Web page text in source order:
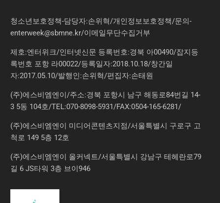
청소년보호정책-담당자:손위혁/개인정보보호정책/문의-
enterweek@sbmne.kr/이메일무단수집거부
제호:엔터위크/인터넷신문 등록번호:경북 아00490/잡지등
록번호 포항 라00022/등록일자:2018.10.18/창간일
자:2017.05.10/발행인:손위혁/편집자:손태원
(주)에스비엠엔이/주소:경북 포항시 남구 해동로84번길 14-
3 5동 104호/TEL:070-8098-5931/FAX:0504-165-6281/
(주)에스비엠엔이 미디어콘텐츠지점/서울특별시 구로구 고
척로 149 5층 12호
(주)에스비엠엔이 올커넥트/서울특별시 강남구 테헤란로79
길 6 JS타워 3층 브이946